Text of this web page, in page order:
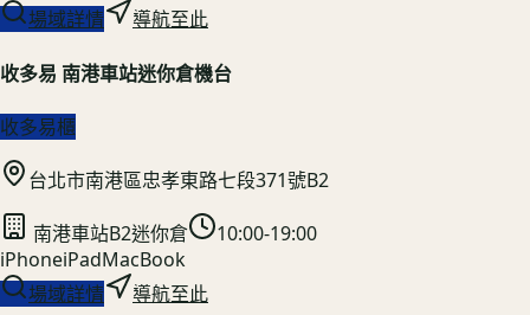
場域詳情
導航至此
收多易 南港車站迷你倉機台
收多易櫃
台北市南港區忠孝東路七段371號B2
南港車站B2迷你倉
10:00-19:00
iPhoneiPadMacBook
場域詳情
導航至此